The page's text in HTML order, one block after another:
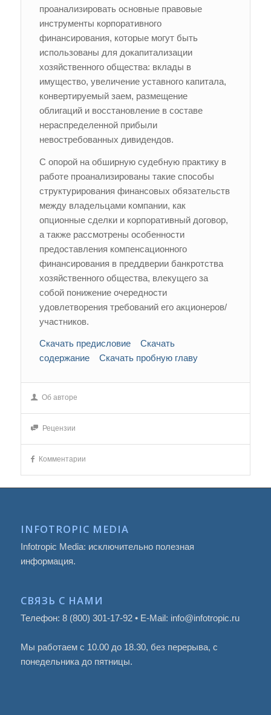
проанализировать основные правовые
инструменты корпоративного
финансирования, которые могут быть
использованы для докапитализации
хозяйственного общества: вклады в
имущество, увеличение уставного капитала,
конвертируемый заем, размещение
облигаций и восстановление в составе
нераспределенной прибыли
невостребованных дивидендов.
С опорой на обширную судебную практику в
работе проанализированы такие способы
структурирования финансовых обязательств
между владельцами компании, как
опционные сделки и корпоративный договор,
а также рассмотрены особенности
предоставления компенсационного
финансирования в преддверии банкротства
хозяйственного общества, влекущего за
собой понижение очередности
удовлетворения требований его акционеров/
участников.
Скачать предисловие
Скачать
содержание
Скачать пробную главу
Об авторе
Рецензии
Комментарии
INFOTROPIC MEDIA
Infotropic Media: исключительно полезная
информация.
СВЯЗЬ С НАМИ
Телефон: 8 (800) 301-17-92 • E-Mail: info@infotropic.ru
Мы работаем с 10.00 до 18.30, без перерыва, с
понедельника до пятницы.